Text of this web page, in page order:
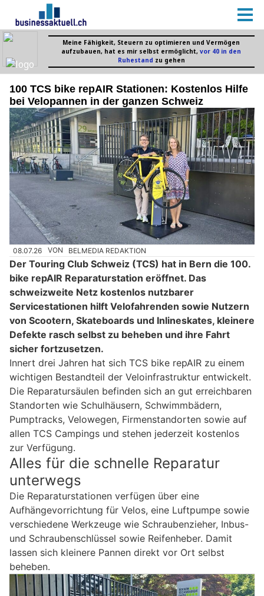
100 TCS bike repAIR Stationen: Kostenlos Hilfe
bei Velopannen in der ganzen Schweiz
08.07.26 VON BELMEDIA REDAKTION
Der Touring Club Schweiz (TCS) hat in Bern die 100.
bike repAIR Reparaturstation eröffnet. Das
schweizweite Netz kostenlos nutzbarer
Servicestationen hilft Velofahrenden sowie Nutzern
von Scootern, Skateboards und Inlineskates, kleinere
Defekte rasch selbst zu beheben und ihre Fahrt
sicher fortzusetzen.
Innert drei Jahren hat sich TCS bike repAIR zu einem
wichtigen Bestandteil der Veloinfrastruktur entwickelt.
Die Reparatursäulen befinden sich an gut erreichbaren
Standorten wie Schulhäusern, Schwimmbädern,
Pumptracks, Velowegen, Firmenstandorten sowie auf
allen TCS Campings und stehen jederzeit kostenlos
zur Verfügung.
Alles für die schnelle Reparatur
unterwegs
Die Reparaturstationen verfügen über eine
Aufhängevorrichtung für Velos, eine Luftpumpe sowie
verschiedene Werkzeuge wie Schraubenzieher, Inbus-
und Schraubenschlüssel sowie Reifenheber. Damit
lassen sich kleinere Pannen direkt vor Ort selbst
beheben.